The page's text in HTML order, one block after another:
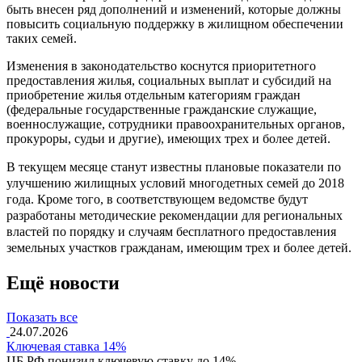
быть внесен ряд дополнений и изменений, которые должны
повысить социальную поддержку в жилищном обеспечении
таких семей.
Изменения в законодательство коснутся приоритетного
предоставления жилья, социальных выплат и субсидий на
приобретение жилья отдельным категориям граждан
(федеральные государственные гражданские служащие,
военнослужащие, сотрудники правоохранительных органов,
прокуроры, судьи и другие), имеющих трех и более детей.
В текущем месяце станут известны плановые показатели по
улучшению жилищных условий многодетных семей до 2018
года. Кроме того, в соответствующем ведомстве будут
разработаны методические рекомендации для региональных
властей по порядку и случаям бесплатного предоставления
земельных участков гражданам, имеющим трех и более детей.
Ещё новости
Показать все
24.07.2026
Ключевая ставка 14%